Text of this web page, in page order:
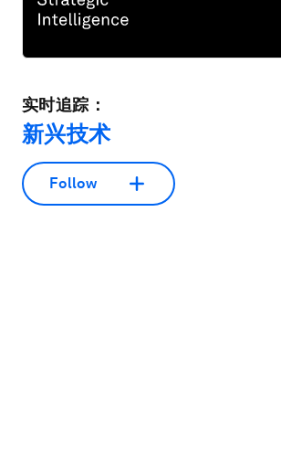
实时追踪：
新兴技术
Follow